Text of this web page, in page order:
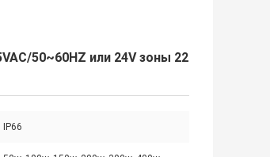
50~60HZ или 24V зоны 22
IP66